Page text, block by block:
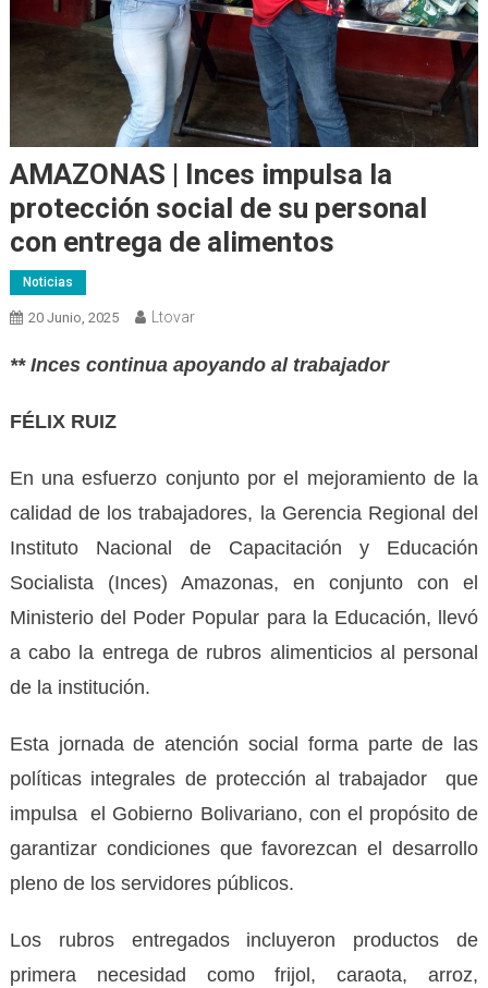
AMAZONAS | Inces impulsa la
protección social de su personal
con entrega de alimentos
Noticias
20 Junio, 2025 Ltovar
** Inces continua apoyando al trabajador
FÉLIX RUIZ
‎En una esfuerzo conjunto por el mejoramiento de la
calidad de los trabajadores, la Gerencia Regional del
Instituto Nacional de Capacitación y Educación
Socialista (Inces) Amazonas, en conjunto con el
Ministerio del Poder Popular para la Educación, llevó
a cabo la entrega de rubros alimenticios al personal
de la institución.
‎Esta jornada de atención social forma parte de las
políticas integrales de protección al trabajador que
impulsa el Gobierno Bolivariano, con el propósito de
garantizar condiciones que favorezcan el desarrollo
pleno de los servidores públicos.
Los rubros entregados incluyeron productos de
primera necesidad como frijol, caraota, arroz,